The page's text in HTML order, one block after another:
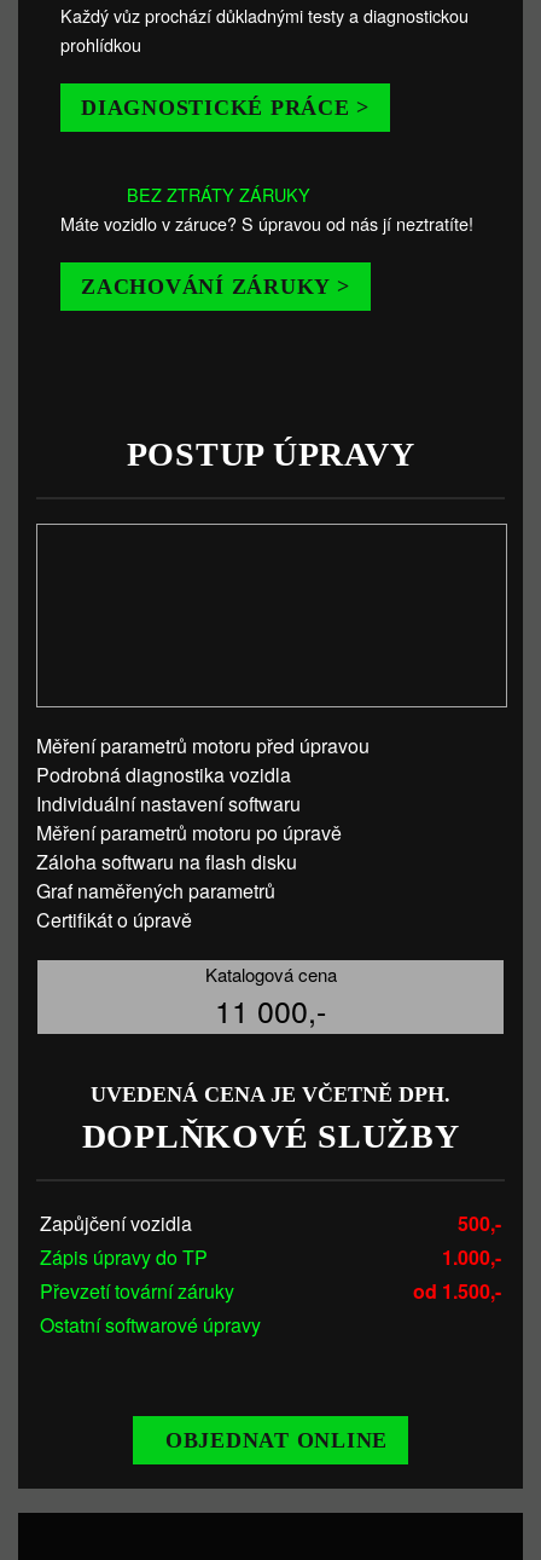
Každý vůz prochází důkladnými testy a diagnostickou
prohlídkou
DIAGNOSTICKÉ PRÁCE >
BEZ ZTRÁTY ZÁRUKY
Máte vozidlo v záruce? S úpravou od nás jí neztratíte!
ZACHOVÁNÍ ZÁRUKY >
POSTUP ÚPRAVY
Měření parametrů motoru před úpravou
Podrobná diagnostika vozidla
Individuální nastavení softwaru
Měření parametrů motoru po úpravě
Záloha softwaru na flash disku
Graf naměřených parametrů
Certifikát o úpravě
Katalogová cena
11 000,-
UVEDENÁ CENA JE VČETNĚ DPH.
DOPLŇKOVÉ SLUŽBY
Zapůjčení vozidla
500,-
Zápis úpravy do TP
1.000,-
Převzetí tovární záruky
od 1.500,-
Ostatní softwarové úpravy
OBJEDNAT ONLINE